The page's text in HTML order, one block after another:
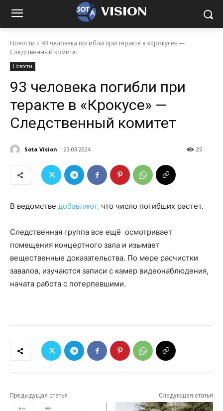
VISION
Новости
93 человека погибли при теракте в «Крокусе» —
Следственный комитет
Новости
93 человека погибли при
теракте в «Крокусе» —
Следственный комитет
Sota Vision 23.03.2024 25
В ведомстве добавляют, что число погибших растет.
Следственная группа все ещё осмотривает
помещения концертного зала и изымает
вещественные доказательства. По мере расчистки
завалов, изучаются записи с камер видеонаблюдения,
начата работа с потерпевшими.
Предыдущая статья Следующая статья